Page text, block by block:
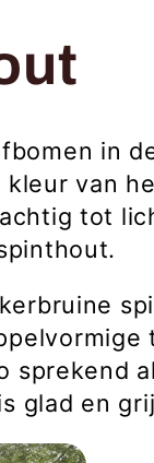
in
kleur van
tot
.
sprekend
glad en